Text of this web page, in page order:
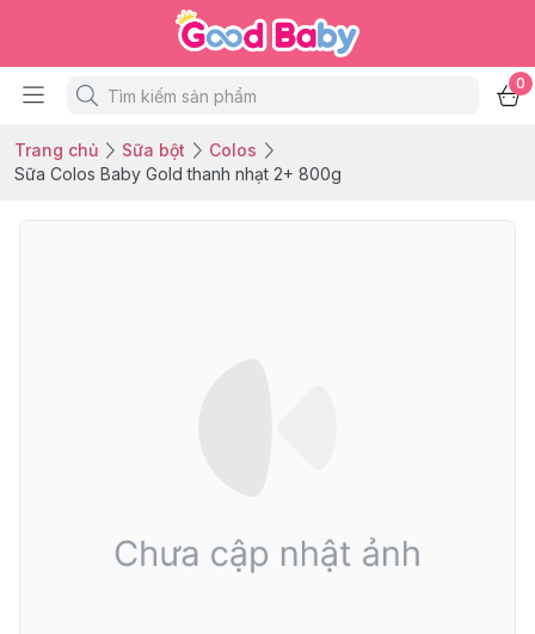
0
Trang chủ Sữa bột
Colos
Sữa Colos Baby Gold thanh nhạt 2+ 800g